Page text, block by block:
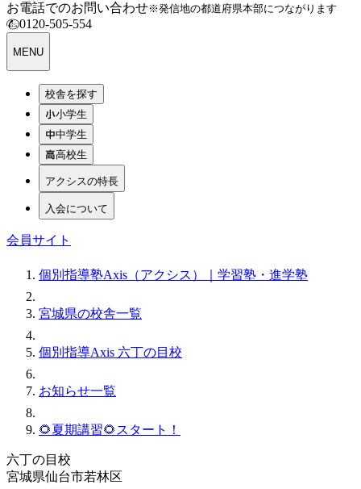
お電話でのお問い合わせ※発信地の都道府県本部につながります
0120-505-554
MENU
校舎を探す
小学生
中学生
高校生
アクシスの特長
入会について
会員サイト
個別指導塾Axis（アクシス）｜学習塾・進学塾
宮城県の校舎一覧
個別指導Axis 六丁の目校
お知らせ一覧
🌻夏期講習🌻スタート！
六丁の目校
宮城県仙台市若林区